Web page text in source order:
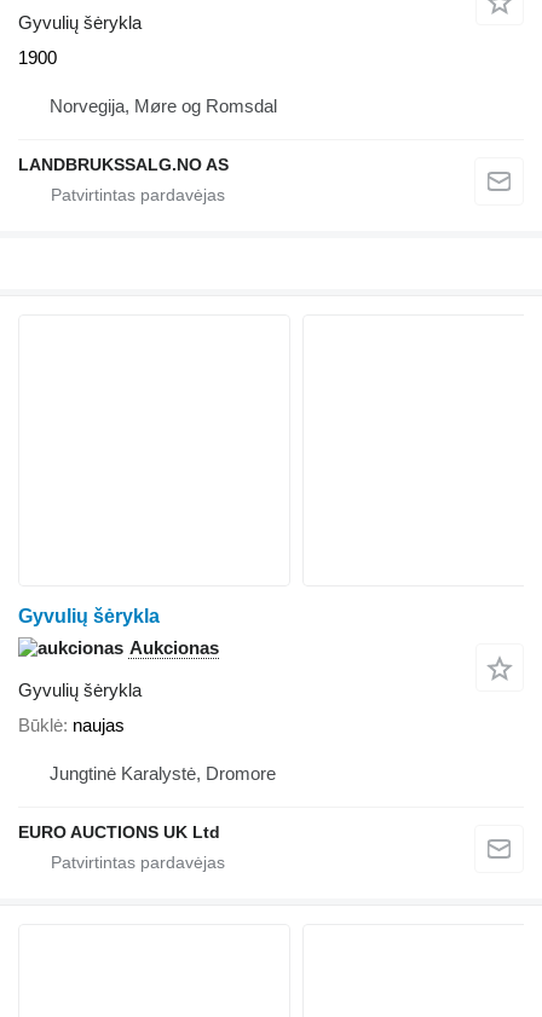
Gyvulių šėrykla
1900
Norvegija, Møre og Romsdal
LANDBRUKSSALG.NO AS
Gyvulių šėrykla
Aukcionas
Gyvulių šėrykla
Būklė naujas
Jungtinė Karalystė, Dromore
EURO AUCTIONS UK Ltd